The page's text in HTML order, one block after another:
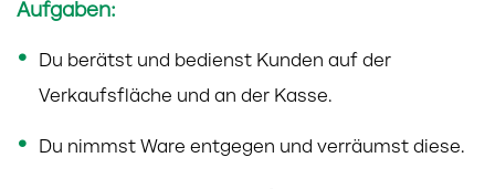
Aufgaben:
Du berätst und bedienst Kunden auf der
Verkaufsfläche und an der Kasse.
Du nimmst Ware entgegen und verräumst diese.